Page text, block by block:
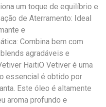
um toque de equilíbrio e
de Aterramento: Ideal
e
Combina bem com
agradáveis e
HaitiO Vetiver é uma
essencial é obtido por
Este óleo é altamente
aroma profundo e